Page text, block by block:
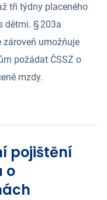
tři týdny placeného
dětmi. § 203a
zároveň umožňuje
požádat ČSSZ o
mzdy.
pojištění
o